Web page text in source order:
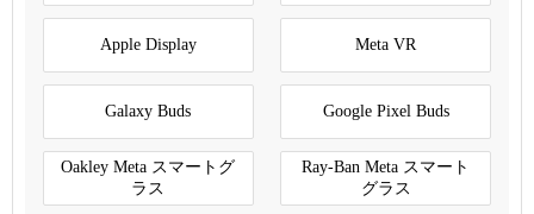
Apple Display Meta VR
Galaxy Buds Google Pixel Buds
Oakley Meta スマートグ
ラス
Ray-Ban Meta スマート
グラス